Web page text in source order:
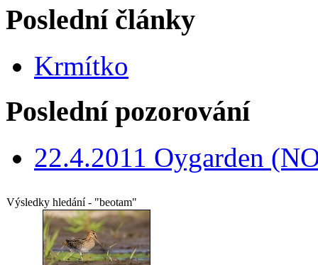
Poslední články
Krmítko
Poslední pozorování
22.4.2011 Oygarden
Výsledky hledání - "beotam"